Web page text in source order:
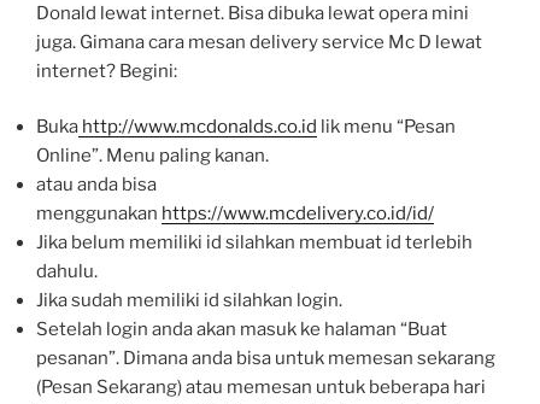
Donald lewat internet. Bisa dibuka lewat opera mini
juga. Gimana cara mesan delivery service Mc D lewat
internet? Begini:
Buka http://www.mcdonalds.co.id lik menu “Pesan
Online”. Menu paling kanan.
atau anda bisa
menggunakan https://www.mcdelivery.co.id/id/
Jika belum memiliki id silahkan membuat id terlebih
dahulu.
Jika sudah memiliki id silahkan login.
Setelah login anda akan masuk ke halaman “Buat
pesanan”. Dimana anda bisa untuk memesan sekarang
(Pesan Sekarang) atau memesan untuk beberapa hari